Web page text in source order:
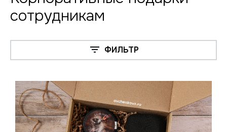
сотрудникам
ФИЛЬТР